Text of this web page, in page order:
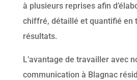
à plusieurs reprises afin
chiffré, détaillé et quantifié en
résultats.
L’avantage de travailler avec
communication à Blagnac